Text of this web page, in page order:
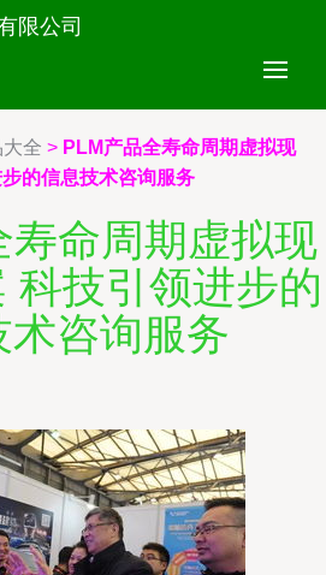
限公司
全 > PLM产品全寿命周期虚拟现
的信息技术咨询服务
寿命周期虚拟现
科技引领进步的
术咨询服务